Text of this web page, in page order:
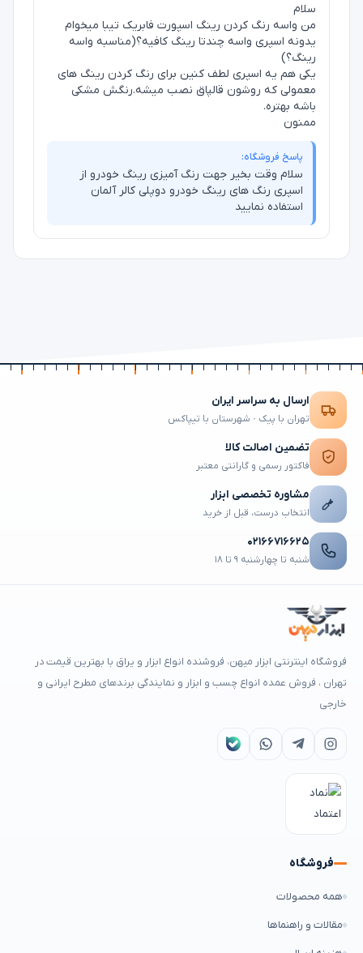
سلام
من واسه رنگ کردن رینگ اسپورت فابریک تیبا میخوام
یدونه اسپری واسه چندتا رینگ کافیه؟(مناسبه واسه
رینگ؟)
یکی هم یه اسپری لطف کنین برای رنگ کردن رینگ های
معمولی که روشون قالپاق نصب میشه.رنگش مشکی
باشه بهتره.
ممنون
پاسخ فروشگاه:
سلام وقت بخیر جهت رنگ آمیزی رینگ خودرو از
اسپری رنگ های رینگ خودرو دوپلی کالر آلمان
استفاده نمایید
ارسال به سراسر ایران
تهران با پیک · شهرستان با تیپاکس
تضمین اصالت کالا
فاکتور رسمی و گارانتی معتبر
مشاوره تخصصی ابزار
انتخاب درست، قبل از خرید
۰۲۱۶۶۷۱۶۶۲۵
شنبه تا چهارشنبه ۹ تا ۱۸
فروشگاه اینترنتی ابزار میهن، فروشنده انواع ابزار و یراق با بهترین قیمت در
تهران ، فروش عمده انواع چسب و ابزار و نمایندگی برندهای مطرح ایرانی و
خارجی
فروشگاه
همه محصولات
مقالات و راهنماها